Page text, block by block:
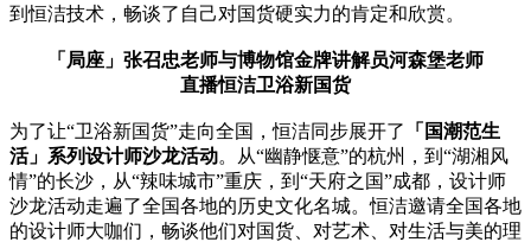
到恒洁技术，畅谈了自己对国货硬实力的肯定和欣赏。
「局座」张召忠老师与博物馆金牌讲解员河森堡老师
直播恒洁卫浴新国货
为了让“卫浴新国货”走向全国，恒洁同步展开了
「国潮范生
活」系列设计师沙龙活动。从“幽静惬意”的杭州，到“湖湘风
情”的长沙，从“辣味城市”重庆，到“天府之国”成都，设计师
沙龙活动走遍了全国各地的历史文化名城。恒洁邀请全国各地
的设计师大咖们，畅谈他们对国货、对艺术、对生活与美的理